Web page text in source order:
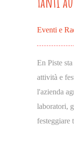
Eventi e
En Piste
attività e
l'azienda
laboratori,
festeggiare